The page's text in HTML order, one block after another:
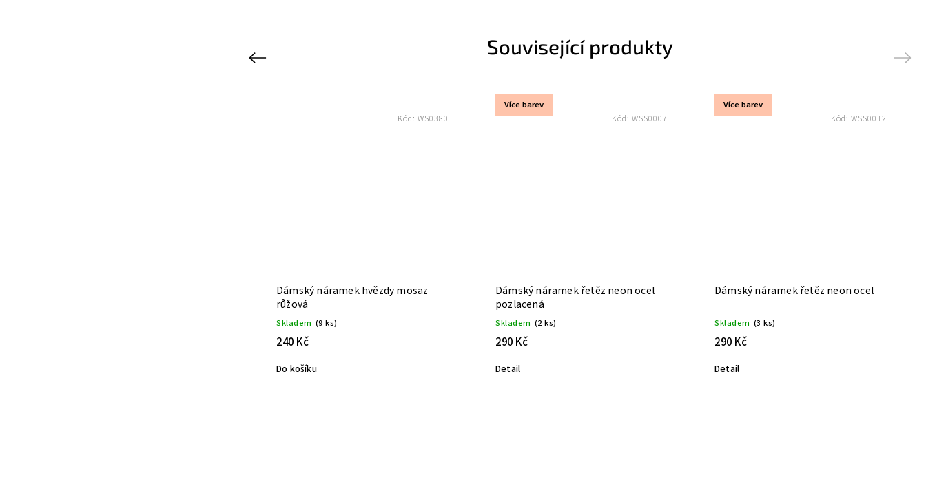
Související produkty
Previous
Dámský náramek hvězdy mosaz
růžová
Skladem (9 ks)
240 Kč
Do košíku
Kód: WS0380
Více barev
Dámský náramek řetěz neon ocel
pozlacená
Skladem (2 ks)
290 Kč
Detail
Kód: WSS0007
Více barev
Dámský náramek řetěz neon ocel
Skladem (3 ks)
290 Kč
Detail
Kód: WSS0012
Next